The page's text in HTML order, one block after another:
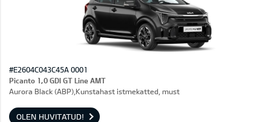
#E2604C043C45A 0001
Picanto 1,0 GDI GT Line AMT
Aurora Black (ABP),Kunstahast istmekatted, must
OLEN HUVITATUD!